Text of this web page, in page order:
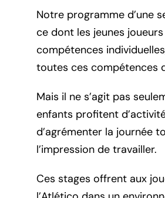
Notre programme d’une
ce dont les jeunes
compétences
toutes ces compétences
Mais il ne s’agit pas
enfants profitent
d’agrémenter la journée
l’impression de travailler.
Ces stages offrent aux